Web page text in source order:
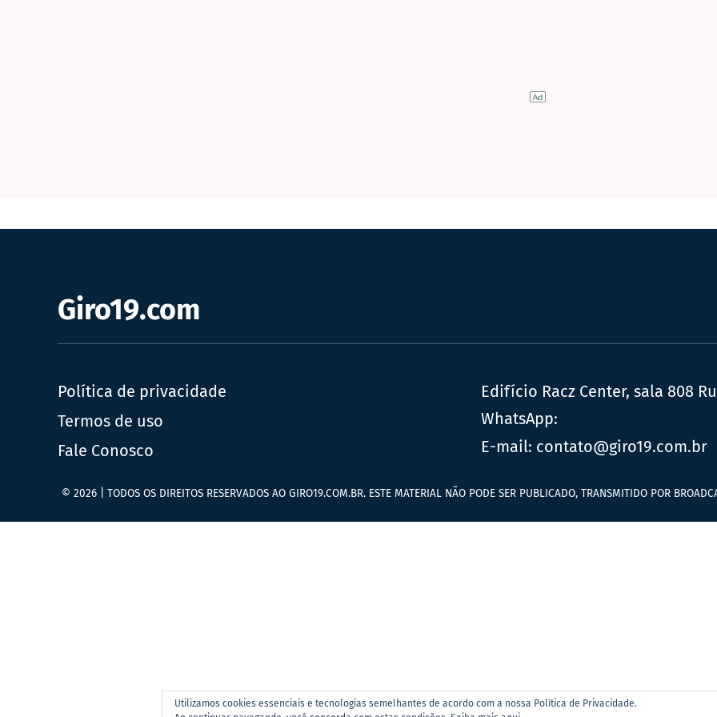
Giro19.com
Política de privacidade
Termos de uso
Fale Conosco
Edifício Racz Center, sala 808
WhatsApp:
E-mail: contato@giro19.com.br
Utilizamos cookies essenciais e tecnologias semelhantes de acordo com a nossa Política de Privacidade.
© 2026 | TODOS OS DIREITOS RESERVADOS AO GIRO19.COM.BR. ESTE MATERIAL NÃO PODE SER PUBLICADO, TRANSMITIDO POR